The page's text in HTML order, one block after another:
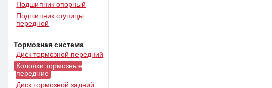
Подшипник опорный
Подшипник ступицы
передней
Тормозная система
Диск тормозной передний
Колодки тормозные
передние
Диск тормозной задний